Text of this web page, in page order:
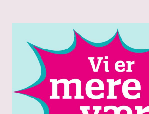
er i tvivl om lønnen, til at få sig et
fagforeningen.